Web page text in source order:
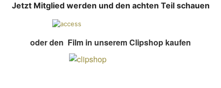
Jetzt Mitglied werden und den achten Teil schauen
oder den Film in unserem Clipshop kaufen